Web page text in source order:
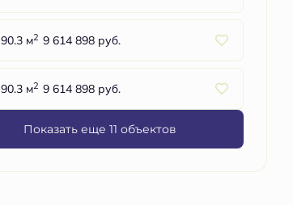
90.3 м2 9 614 898 руб.
90.3 м2 9 614 898 руб.
Показать еще 11 объектов